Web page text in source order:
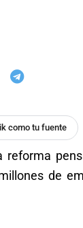
como tu fuente
reforma
de